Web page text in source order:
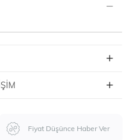
Fiyat Düşünce Haber Ver